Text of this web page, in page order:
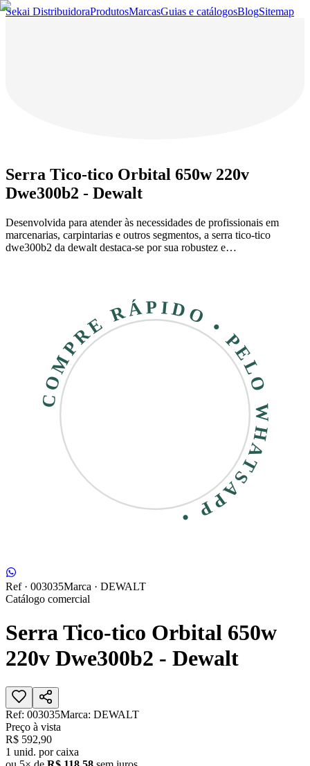
Sekai DistribuidoraProdutosMarcasGuias e catálogosBlogSitemap
Serra Tico-tico Orbital 650w 220v
Dwe300b2 - Dewalt
Desenvolvida para atender às necessidades de profissionais em
marcenarias, carpintarias e outros segmentos, a serra tico-tico
dwe300b2 da dewalt destaca-se por sua robustez e…
COMPRE RÁPIDO • PELO WHATSAPP •
Ref · 003035Marca · DEWALT
Catálogo comercial
Serra Tico-tico Orbital 650w
220v Dwe300b2 - Dewalt
Ref: 003035Marca: DEWALT
Preço à vista
R$ 592,90
1 unid. por caixa